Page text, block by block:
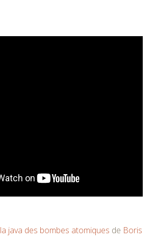
la java des bombes atomiques de Boris